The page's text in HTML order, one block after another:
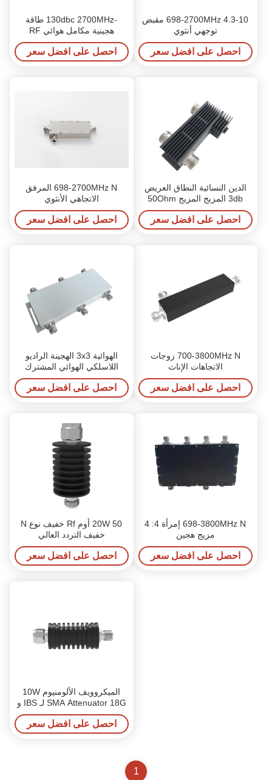
698-2700MHz 4.3-10 مقبض
توجهي أنثوي
احصل على افضل سعر
-130dbc 2700MHz طاقة
هجينية مكامل هوائي RF
احصل على افضل سعر
الدين النسائية النطاق العريض
3db المزيج المزيج 50Ohm
احصل على افضل سعر
698-2700MHz N المرفق
الاتجاهي الأنثوي
احصل على افضل سعر
700-3800MHz N زوجات
الاتجاهات الإناث
احصل على افضل سعر
الهوائية 3x3 الهجينة الراديو
اللاسلكي الهوائي المشترك
مخصصة
احصل على افضل سعر
698-3800MHz N إمرأة 4: 4
مزيج هجين
احصل على افضل سعر
20W 50 أوم Rf خفيف نوع N
خفيف التردد العالي
احصل على افضل سعر
الميكروويف الألومنيوم 10W
SMA Attenuator 18G لـ IBS و
DAS
احصل على افضل سعر
1